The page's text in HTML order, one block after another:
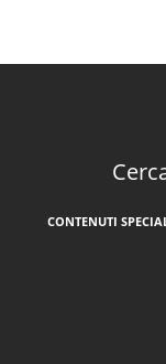
CONTENUTI